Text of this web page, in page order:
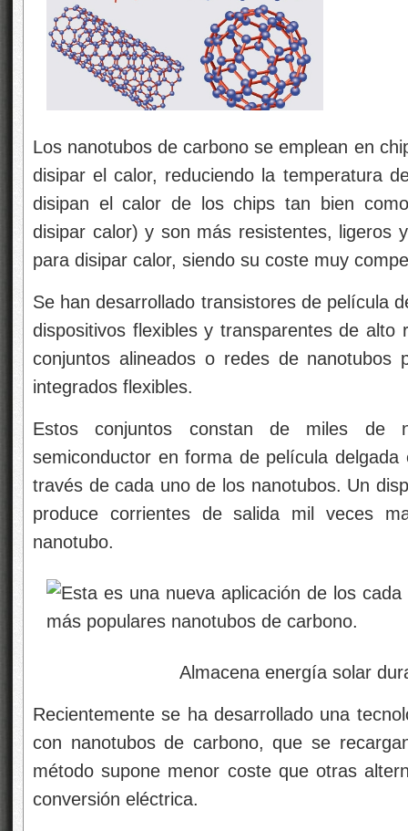
Los nanotubos de carbono se emplean en
disipar el calor, reduciendo la temperatura
disipan el calor de los chips tan bien
disipar calor) y son más resistentes, ligeros
para disipar calor, siendo su coste muy
Se han desarrollado transistores de película
dispositivos flexibles y transparentes de alto
conjuntos alineados o redes de nanotubos
integrados flexibles.
Estos conjuntos constan de miles de
semiconductor en forma de película
través de cada uno de los nanotubos. Un
produce corrientes de salida mil veces
nanotubo.
Almacena energía solar durante
Recientemente se ha desarrollado una
con nanotubos de carbono, que se
método supone menor coste que otras
conversión eléctrica.